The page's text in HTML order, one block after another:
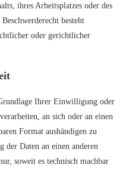
ihres Arbeitsplatzes oder des
besteht
oder gerichtlicher
Ihrer Einwilligung oder
an sich oder an einen
Format aushändigen zu
der Daten an einen anderen
soweit es technisch machbar